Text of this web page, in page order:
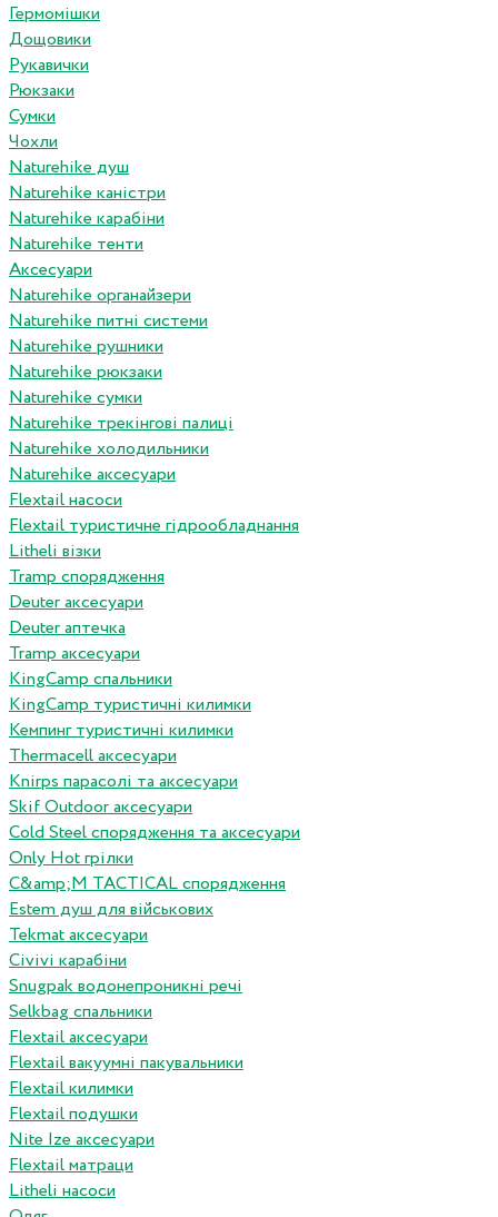
Гермомішки
Дощовики
Рукавички
Рюкзаки
Сумки
Чохли
Naturehike душ
Naturehike каністри
Naturehike карабіни
Naturehike тенти
Аксесуари
Naturehike органайзери
Naturehike питні системи
Naturehike рушники
Naturehike рюкзаки
Naturehike сумки
Naturehike трекінгові палиці
Naturehike холодильники
Naturehike аксесуари
Flextail насоси
Flextail туристичне гідрообладнання
Litheli візки
Tramp спорядження
Deuter аксесуари
Deuter аптечка
Tramp аксесуари
KingCamp спальники
KingCamp туристичні килимки
Кемпинг туристичні килимки
Thermacell аксесуари
Knirps парасолі та аксесуари
Skif Outdoor аксесуари
Cold Steel спорядження та аксесуари
Only Hot грілки
C&amp;M TACTICAL спорядження
Estem душ для військових
Tekmat аксесуари
Сivivi карабіни
Snugpak водонепроникні речі
Selkbag спальники
Flextail аксесуари
Flextail вакуумні пакувальники
Flextail килимки
Flextail подушки
Nite Ize аксесуари
Flextail матраци
Litheli насоси